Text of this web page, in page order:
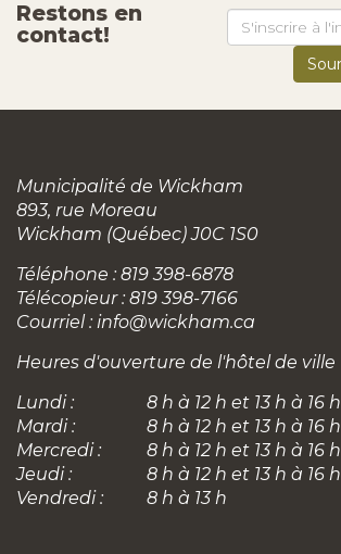
Restons en
contact!
Municipalité de Wickham
893, rue Moreau
Wickham (Québec) J0C 1S0
Téléphone : 819 398-6878
Télécopieur : 819 398-7166
Courriel : info@wickham.ca
Heures d'ouverture de l'hôtel de ville
Lundi :
8 h à 12 h et 13 h à 16 h
Mardi :
8 h à 12 h et 13 h à 16 h
Mercredi :
8 h à 12 h et 13 h à 16 h
Jeudi :
8 h à 12 h et 13 h à 16 h
Vendredi :
8 h à 13 h